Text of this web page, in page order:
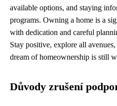
available options, and staying
programs. Owning a home is a
with dedication and careful
Stay positive, explore all
dream of homeownership is still
Důvody zrušení